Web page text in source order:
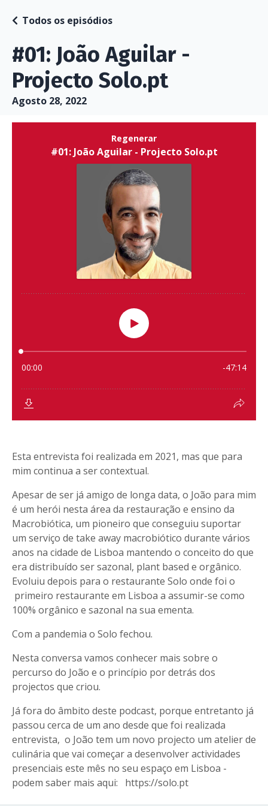
#01: João Aguilar -
Projecto Solo.pt
Todos os episódios
Agosto 28, 2022
Esta entrevista foi realizada em 2021, mas que para
mim continua a ser contextual.
Apesar de ser já amigo de longa data, o João para mim
é um herói nesta área da restauração e ensino da
Macrobiótica, um pioneiro que conseguiu suportar
um serviço de take away macrobiótico durante vários
anos na cidade de Lisboa mantendo o conceito do que
era distribuído ser sazonal, plant based e orgânico.
Evoluiu depois para o restaurante Solo onde foi o
primeiro restaurante em Lisboa a assumir-se como
100% orgânico e sazonal na sua ementa.
Com a pandemia o Solo fechou.
Nesta conversa vamos conhecer mais sobre o
percurso do João e o princípio por detrás dos
projectos que criou.
Já fora do âmbito deste podcast, porque entretanto já
passou cerca de um ano desde que foi realizada
entrevista, o João tem um novo projecto um atelier de
culinária que vai começar a desenvolver actividades
presenciais este mês no seu espaço em Lisboa -
podem saber mais aqui:
https://solo.pt